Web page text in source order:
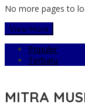
No more pages to
View More
Populer
Terbaru
MITRA